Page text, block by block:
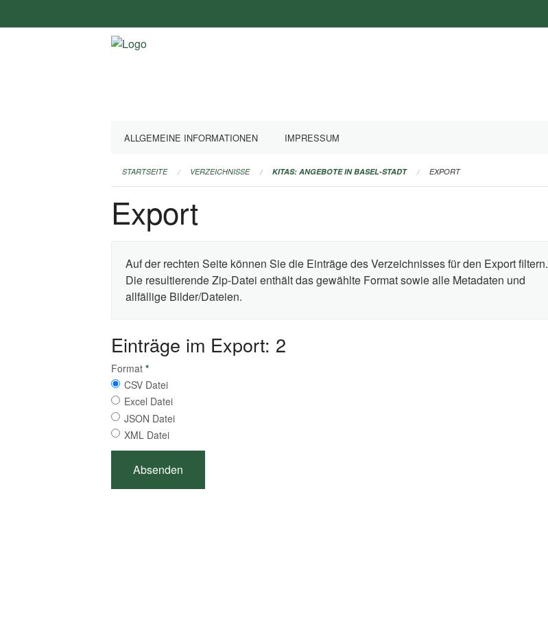
überspringen
ALLGEMEINE INFORMATIONEN IMPRESSUM
STARTSEITE VERZEICHNISSE KITAS: ANGEBOTE IN BASEL-STADT EXPORT
Export
Auf der rechten Seite können Sie die Einträge des Verzeichnisses für den Export filtern.
Die resultierende Zip-Datei enthält das gewählte Format sowie alle Metadaten und
allfällige Bilder/Dateien.
Einträge im Export: 2
Format *
CSV Datei
Excel Datei
JSON Datei
XML Datei